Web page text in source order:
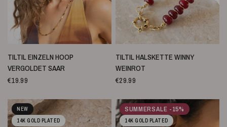
SCHNELLANSICHT
TILTIL EINZELN HOOP
VERGOLDET SAAR
€19.99
SCHNELLANSICHT
TILTIL HALSKETTE WINNY
WEINROT
€29.99
NEW
14K GOLD PLATED
SUMMERSALE -15%
14K GOLD PLATED